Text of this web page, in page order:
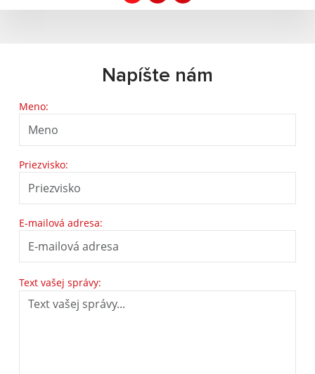
Napíšte nám
Meno:
Priezvisko:
E-mailová adresa:
Text vašej správy: